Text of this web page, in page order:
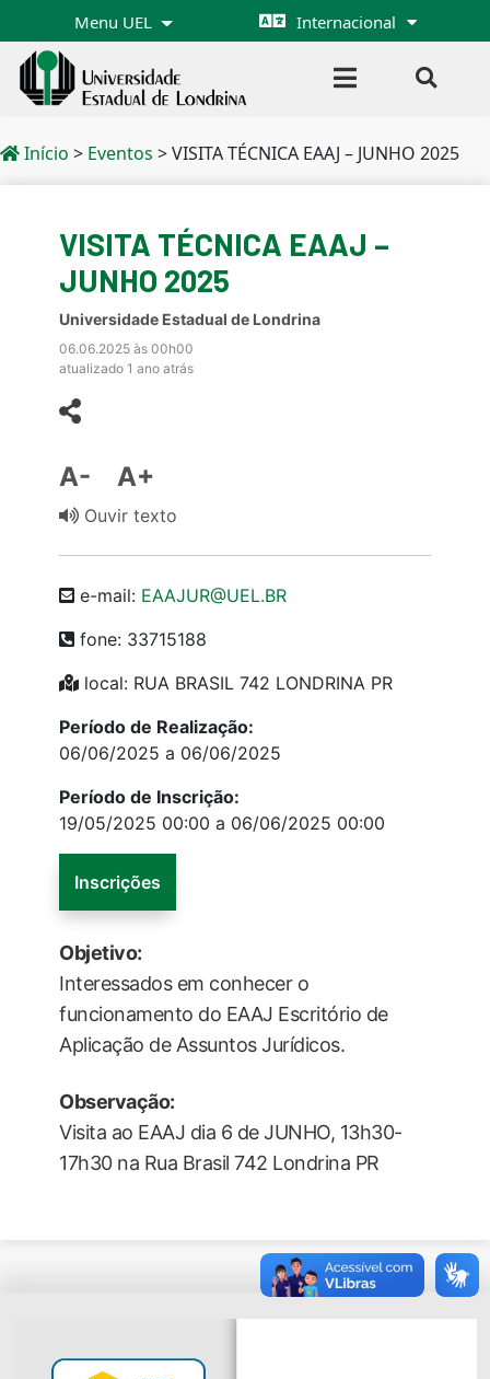
Menu UEL Internacional
Início > Eventos >VISITA TÉCNICA EAAJ – JUNHO 2025
VISITA TÉCNICA EAAJ –
JUNHO 2025
Universidade Estadual de Londrina
06.06.2025 às 00h00
atualizado 1 ano atrás
A- A+
Ouvir texto
e-mail: EAAJUR@UEL.BR
fone: 33715188
local: RUA BRASIL 742 LONDRINA PR
Período de Realização:
06/06/2025 a 06/06/2025
Período de Inscrição:
19/05/2025 00:00 a 06/06/2025 00:00
Inscrições
Objetivo:
Interessados em conhecer o
funcionamento do EAAJ Escritório de
Aplicação de Assuntos Jurídicos.
Observação:
Visita ao EAAJ dia 6 de JUNHO, 13h30-
17h30 na Rua Brasil 742 Londrina PR